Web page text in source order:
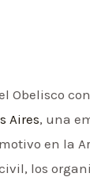
Obelisco
Aires, una
en la
los